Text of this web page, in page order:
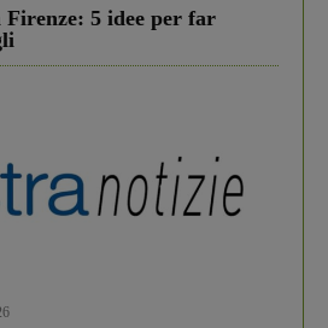
5 idee per far